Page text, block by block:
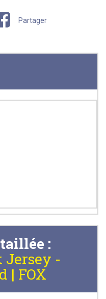
Partager
:
Jersey -
| FOX